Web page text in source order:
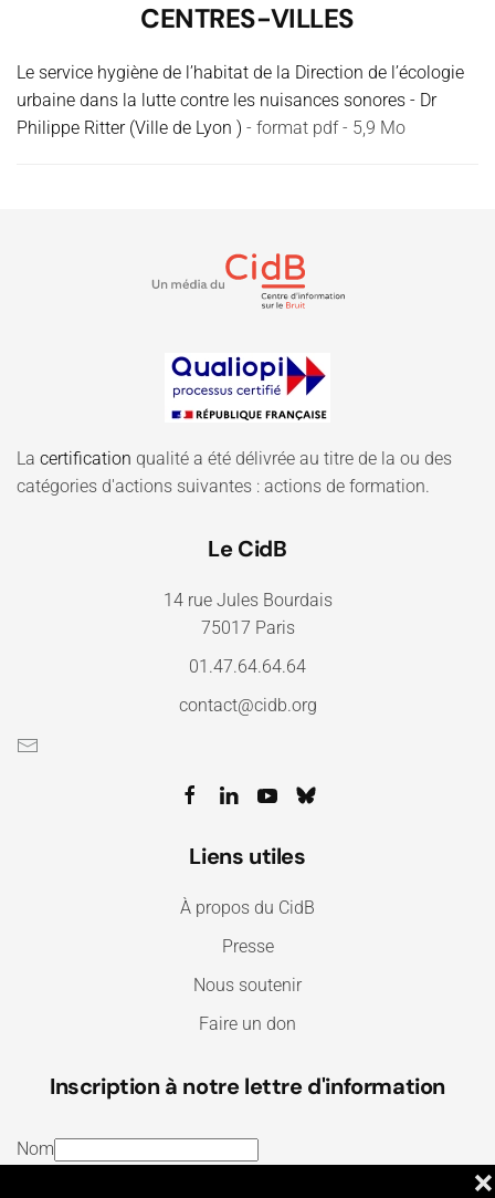
❌
CENTRES-VILLES
Le service hygiène de l’habitat de la Direction de l’écologie
urbaine dans la lutte contre les nuisances sonores - Dr
Philippe Ritter (Ville de Lyon ) - format pdf - 5,9 Mo
La certification qualité a été délivrée au titre de la ou des
catégories d'actions suivantes : actions de formation.
Le CidB
14 rue Jules Bourdais
75017 Paris
01.47.64.64.64
contact@cidb.org
Liens utiles
À propos du CidB
Presse
Nous soutenir
Faire un don
Inscription à notre lettre d'information
Nom